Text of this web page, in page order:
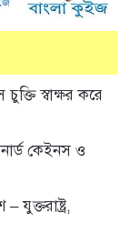
স্বাক্ষর করে
কেইনস ও
যুক্তরাষ্ট্র,